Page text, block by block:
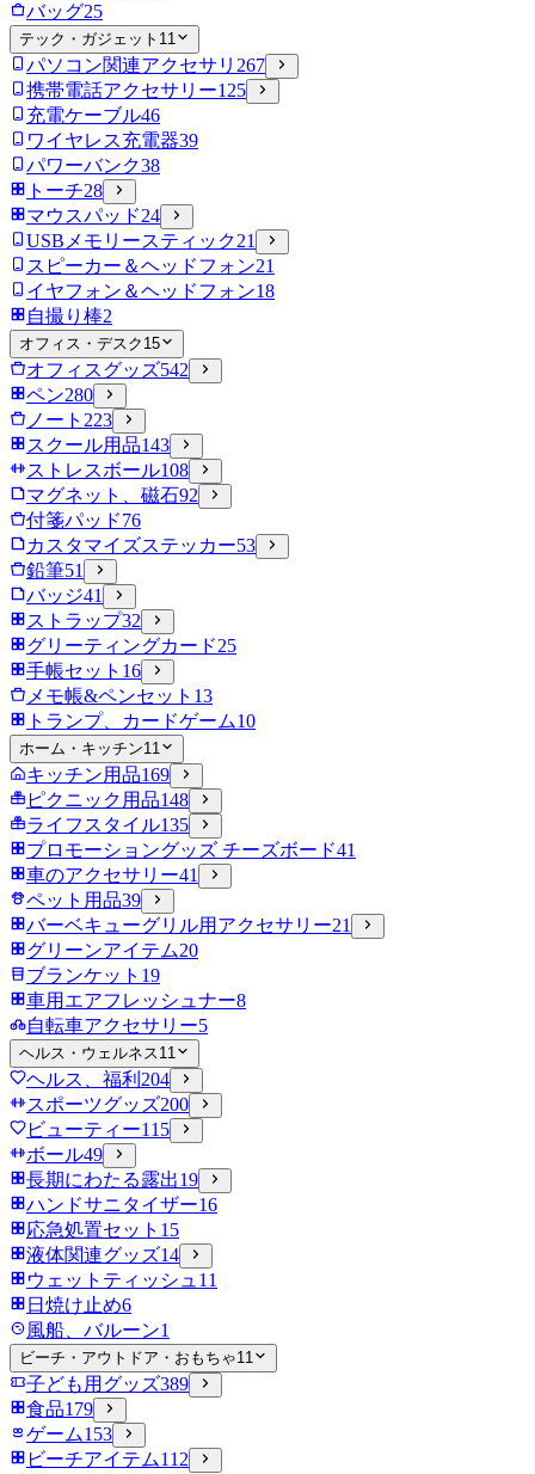
バッグ25
テック・ガジェット 11
パソコン関連アクセサリ 267
携帯電話アクセサリー125
充電ケーブル46
ワイヤレス充電器39
パワーバンク38
トーチ28
マウスパッド24
USBメモリースティック21
スピーカー＆ヘッドフォン21
イヤフォン＆ヘッドフォン18
自撮り棒2
オフィス・デスク 15
オフィスグッズ542
ペン280
ノート 223
スクール用品143
ストレスボール108
マグネット、磁石92
付箋パッド76
カスタマイズステッカー53
鉛筆51
バッジ41
ストラップ32
グリーティングカード25
手帳セット 16
メモ帳&ペンセット 13
トランプ、カードゲーム10
ホーム・キッチン11
キッチン用品169
ピクニック用品148
ライフスタイル135
プロモーショングッズ チーズボード41
車のアクセサリー41
ペット用品39
バーベキューグリル用アクセサリー21
グリーンアイテム20
ブランケット 19
車用エアフレッシュナー8
自転車アクセサリー5
ヘルス・ウェルネス11
ヘルス、福利 204
スポーツグッズ200
ビューティー115
ボール49
長期にわたる露出19
ハンドサニタイザー16
応急処置セット 15
液体関連グッズ14
ウェットティッシュ 11
日焼け止め6
風船、バルーン1
ビーチ・アウトドア・おもちゃ11
子ども用グッズ389
食品179
ゲーム153
ビーチアイテム112